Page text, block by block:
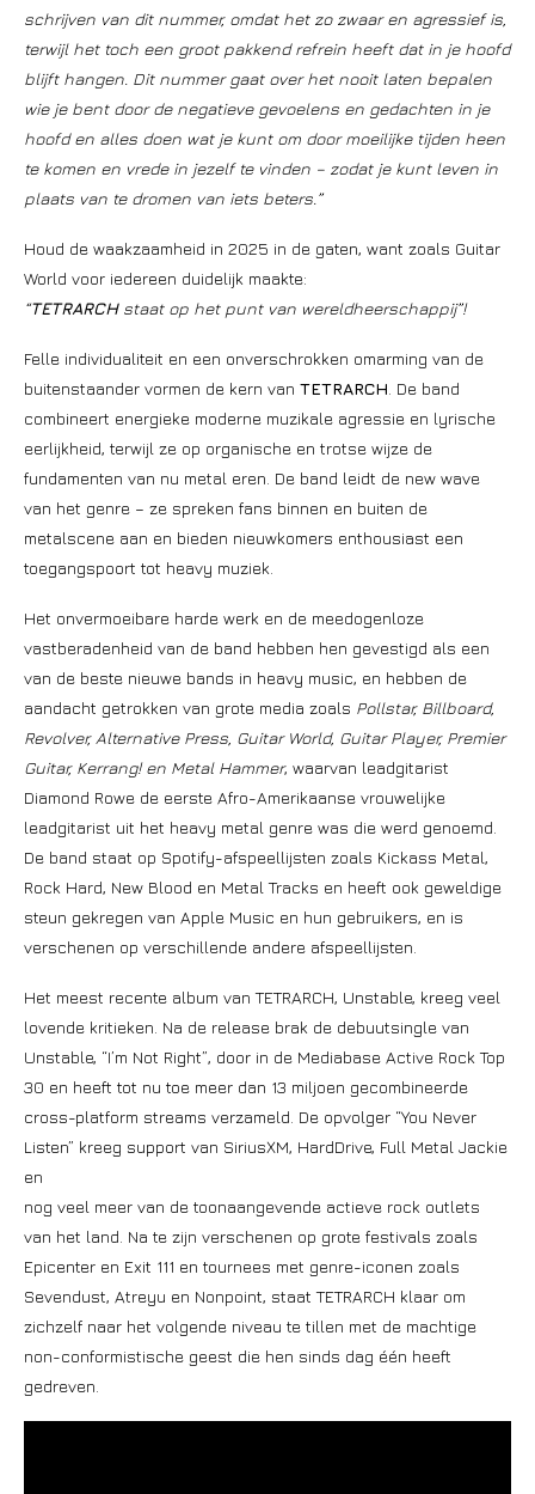
schrijven van dit nummer, omdat het zo zwaar en agressief is,
terwijl het toch een groot pakkend refrein heeft dat in je hoofd
blijft hangen. Dit nummer gaat over het nooit laten bepalen
wie je bent door de negatieve gevoelens en gedachten in je
hoofd en alles doen wat je kunt om door moeilijke tijden heen
te komen en vrede in jezelf te vinden – zodat je kunt leven in
plaats van te dromen van iets beters.”
Houd de waakzaamheid in 2025 in de gaten, want zoals Guitar
World voor iedereen duidelijk maakte:
“TETRARCHstaat op het punt van wereldheerschappij”!
Felle individualiteit en een onverschrokken omarming van de
buitenstaander vormen de kern van TETRARCH . De band
combineert energieke moderne muzikale agressie en lyrische
eerlijkheid, terwijl ze op organische en trotse wijze de
fundamenten van nu metal eren. De band leidt de new wave
van het genre – ze spreken fans binnen en buiten de
metalscene aan en bieden nieuwkomers enthousiast een
toegangspoort tot heavy muziek.
Het onvermoeibare harde werk en de meedogenloze
vastberadenheid van de band hebben hen gevestigd als een
van de beste nieuwe bands in heavy music, en hebben de
aandacht getrokken van grote media zoals Pollstar, Billboard,
Revolver, Alternative Press, Guitar World, Guitar Player, Premier
Guitar, Kerrang! en Metal Hammer, waarvan leadgitarist
Diamond Rowe de eerste Afro-Amerikaanse vrouwelijke
leadgitarist uit het heavy metal genre was die werd genoemd.
De band staat op Spotify-afspeellijsten zoals Kickass Metal,
Rock Hard, New Blood en Metal Tracks en heeft ook geweldige
steun gekregen van Apple Music en hun gebruikers, en is
verschenen op verschillende andere afspeellijsten.
Het meest recente album van TETRARCH, Unstable, kreeg veel
lovende kritieken. Na de release brak de debuutsingle van
Unstable, “I’m Not Right”, door in de Mediabase Active Rock Top
30 en heeft tot nu toe meer dan 13 miljoen gecombineerde
cross-platform streams verzameld. De opvolger “You Never
Listen” kreeg support van SiriusXM, HardDrive, Full Metal Jackie
en
nog veel meer van de toonaangevende actieve rock outlets
van het land. Na te zijn verschenen op grote festivals zoals
Epicenter en Exit 111 en tournees met genre-iconen zoals
Sevendust, Atreyu en Nonpoint, staat TETRARCH klaar om
zichzelf naar het volgende niveau te tillen met de machtige
non-conformistische geest die hen sinds dag één heeft
gedreven.